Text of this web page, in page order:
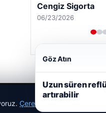
Cengiz Sigorta
06/23/2026
Çerez Politikamız
Göz Atın
Uzun süren
artırabilir